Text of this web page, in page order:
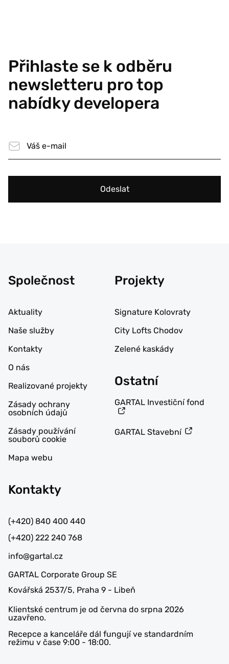
Přihlaste se k odběru
newsletteru pro top
nabídky developera
Odeslat
Společnost
Aktuality
Naše služby
Kontakty
O nás
Realizované projekty
Zásady ochrany
osobních údajů
Zásady používání
souborů cookie
Mapa webu
Projekty
Signature Kolovraty
City Lofts Chodov
Zelené kaskády
Ostatní
GARTAL Investiční fond
GARTAL Stavební
Kontakty
(+420) 840 400 440
(+420) 222 240 768
info@gartal.cz
GARTAL Corporate Group SE
Kovářská 2537/5, Praha 9 - Libeň
Klientské centrum je od června do srpna 2026
uzavřeno.
Recepce a kanceláře dál fungují ve standardním
režimu v čase 9:00 - 18:00.